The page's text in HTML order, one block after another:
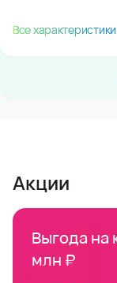
Все характеристики
Акции
Выгода на
млн ₽